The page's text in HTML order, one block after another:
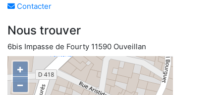
Contacter
Nous trouver
6bis Impasse de Fourty 11590 Ouveillan
+
−